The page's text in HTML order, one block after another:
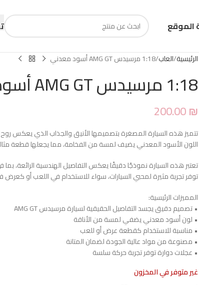
الرئيسية العاب 1:18 مرسيدس AMG GT أسود معدني
1:18 مرسيدس AMG GT أسود معدني
200.00₪
اللون الأسود المعدني يضيف لمسة من الفخامة، مما يجعلها قطعة
تعتبر هذه السيارة نموذجًا دقيقًا يعكس التفاصيل الهندسية الرائعة، بما
توفر تجربة مثيرة لمحبي السيارات، سواء للاستخدام في اللعب أو كعرض
المميزات الرئيسية:
• تصميم دقيق يجسد التفاصيل الحقيقية لسيارة مرسيدس AMG GT
• لون أسود معدني يضفي لمسة من الأناقة
• مناسبة للاستخدام كقطعة عرض أو للعب
• مصنوعة من مواد عالية الجودة لضمان المتانة
• عجلات دوارة توفر تجربة حركة سلسة
غير متوفر في المخزون